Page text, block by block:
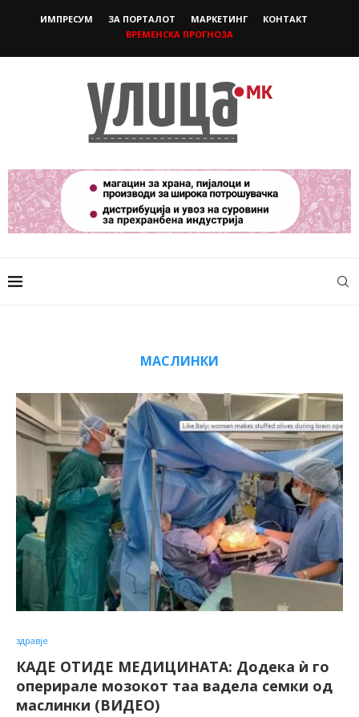
ИМПРЕСУМ ЗА ПОРТАЛОТ МАРКЕТИНГ
КОНТАКТ
ВРЕМЕНСКА ПРОГНОЗА
МАСЛИНКИ
здравје
КАДЕ ОТИДЕ МЕДИЦИНАТА: Додека ѝ го
оперирале мозокот таа вадела семки од
маслинки (ВИДЕО)